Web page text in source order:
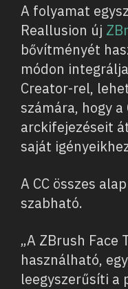
A folyamat
Reallusion új
bővítményét
módon
Creator-rel,
számára, hogy
arckifejezéseit
saját
A CC összes
szabható.
„A ZBrush Face
használható,
leegyszerűsíti a